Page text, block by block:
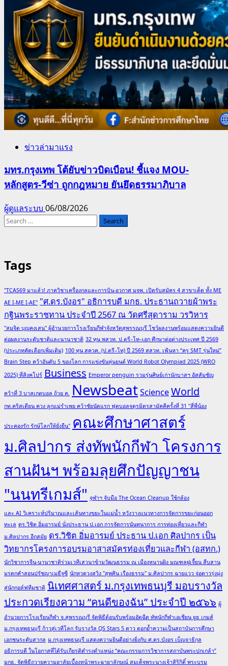
ข่าวล่ามาแรง
มทร.กรุงเทพ โต้ยับข่าวบิดเบือน! ชี้แจง MOU-
หลักสูตร-วีซ่า ถูกกฎหมาย ยันยึดธรรมาภิบาล
ผู้ดูแลระบบ 06/08/2026
Search
Tags
"TCAS69 มาแล้ว! ภาควิชาเครื่องกลและการบิน-อวกาศ มจพ. เปิดรับสมัคร 4 สาขาเด็ด ทั้ง ME
AE I-ME I-AE" "ศ.ดร.บังอร" อธิการบดี มกธ. ประธานถวายผ้าพระ
กฐินพระราชทาน ประจำปี 2567 ณ วัดศรีสุดาราม วรวิหาร
"สมจิต บุญคงเสน" ผู้อำนวยการโรงเรียนกีฬาจังหวัดสุพรรณบุรี โชว์ผลงานพร้อมแสดงความยินดี
ต่อผลงานระดับชาติและนานาชาติ 32 ทุน พสวท. ป.ตรี–โท–เอก ศึกษาต่อต่างประเทศ ปี 2569
(ประเภทคัดเลือกเพิ่มเติม) 100 ทุน สควค. (ป.ตรี–โท) ปี 2569 สสวท. เฟ้นหา “ครู SMT รุ่นใหม่”
Brain Step คว้าอันดับ 5 ของโลก การแข่งขันหุ่นยนต์ World Robot Olympiad 2025 (WRO
2025) ที่สิงคโปร์ Business Emperor penguin รวมรุ่นศิษย์เก่านักบาสฯ อัสสัมชัญ
คว้าที่ 3 บาสเกตบอล ถ้วย ค. NewsbeatScienceWorld
กท.คริสเตียน ควง ลูกแม่รำเพย คว้าชัยนัดแรก ฟุตบอลจตุรมิตรสามัคคีครั้งที่ 31 "สี่พี่น้อง
ประคองรัก รักษ์โลกให้ยั่งยืน" คณะศึกษาศาสตร์
ม.ศิลปากร ส่งทัพนักกีฬา โครงการ
สานฝันฯ พร้อมลุยศึกปัญญาชน
"นนทรีเกมส์" จุฬาฯ จับมือ The Ocean Cleanup ใช้กล้อง
และ AI วิเคราะห์ปริมาณและเส้นทางขยะในแม่น้ำ หวังวางแนวทางการจัดการขยะก่อนออก
ทะเล ดร.วิชิต อิ่มอารมย์ นั่งประธาน ป.เอก การจัดการนันทนาการ การท่องเที่ยวและกีฬา
ม.ศิลปากร อีกสมัย ดร.วิชิต อิ่มอารมย์ ประธาน ป.เอก ศิลปากร เป็น
วิทยากรโครงการอบรมอาสาสมัครท่องเที่ยวและกีฬา (อสทก.)
นักวิชาการจีน-นานาชาติร่วมเวทีเสวนาข้ามวัฒนธรรม ณ เมืองหนานผิง มณฑลฝูเจี้ยน สืบสาน
มรดกคำสอนปรัชญาเมธีจูซี นักหวดวงสวิง "สุพศิน เรืองธรรม" ม.ศิลปากร ฉายแวว จ่อดาวรุ่งมุ่ง
สู่นักกอล์ฟทีมชาติ นิเทศศาสตร์ ม.กรุงเทพธนบุรี มอบรางวัล
ประกวดเรียงความ “คนดีของฉัน” ประจำปี ๒๕๖๖ ผู้
อำนวยการโรงเรียนกีฬา จ.สุพรรณบุรี จัดพิธีต้อนรับพร้อมอัดฉีด ทัพนักกีฬาเอเชียน ยูธ เกมส์
ม.กรุงเทพธนบุรี ก้าวสู่เวทีโลก รับรางวัล QS Stars 5 ดาว ตอกย้ำความเป็นสถาบันการศึกษา
เอกชนระดับสากล ม.กรุงเทพธนบุรี แสดงความยินดีอย่างยิ่งกับ ศ.ดร.บังอร เบ็ญจาธิกุล
อธิการบดี ในโอกาสที่ได้รับเกียรติดำรงตำแหน่ง “คณะกรรมการวิชาการสถาบันพระปกเกล้า”
มกธ. จัดพิธีถวายความอาลัยเบื้องหน้าพระฉายาลักษณ์ สมเด็จพระนางเจ้าสิริกิติ์ พระบรม